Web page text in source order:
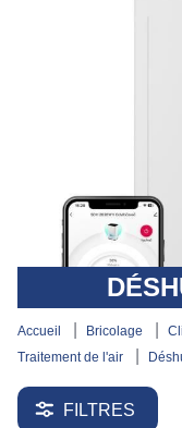
accueil bricolage
traitement de l'air
FILTRES